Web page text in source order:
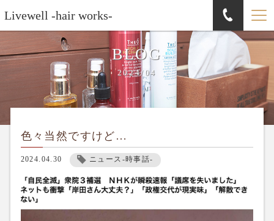
Livewell -hair works-
BLOG
2024/04
色々当然ですけど…
2024.04.30 ニュース-時事話-